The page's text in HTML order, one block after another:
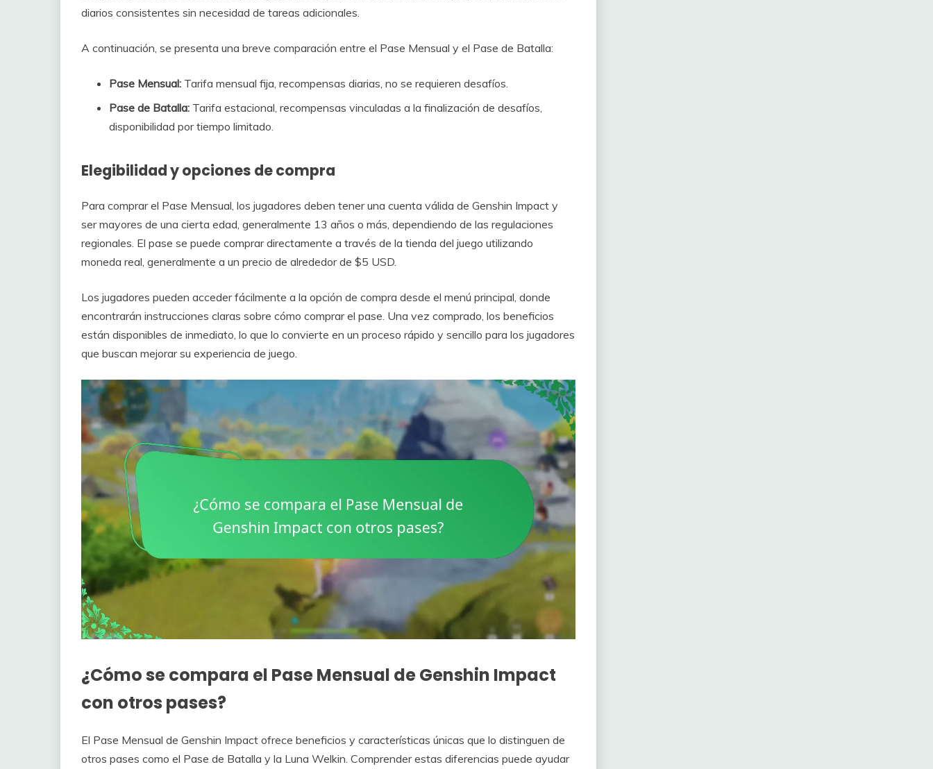
diarios consistentes sin necesidad de tareas adicionales.
A continuación, se presenta una breve comparación entre el Pase Mensual y el Pase de Batalla:
Pase Mensual: Tarifa mensual fija, recompensas diarias, no se requieren desafíos.
Pase de Batalla: Tarifa estacional, recompensas vinculadas a la finalización de desafíos,
disponibilidad por tiempo limitado.
Elegibilidad y opciones de compra
Para comprar el Pase Mensual, los jugadores deben tener una cuenta válida de Genshin Impact y
ser mayores de una cierta edad, generalmente 13 años o más, dependiendo de las regulaciones
regionales. El pase se puede comprar directamente a través de la tienda del juego utilizando
moneda real, generalmente a un precio de alrededor de $5 USD.
Los jugadores pueden acceder fácilmente a la opción de compra desde el menú principal, donde
encontrarán instrucciones claras sobre cómo comprar el pase. Una vez comprado, los beneficios
están disponibles de inmediato, lo que lo convierte en un proceso rápido y sencillo para los jugadores
que buscan mejorar su experiencia de juego.
¿Cómo se compara el Pase Mensual de Genshin Impact
con otros pases?
El Pase Mensual de Genshin Impact ofrece beneficios y características únicas que lo distinguen de
otros pases como el Pase de Batalla y la Luna Welkin. Comprender estas diferencias puede ayudar